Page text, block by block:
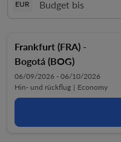
EUR
Frankfurt (FRA) -
Bogotá (BOG)
06/09/2026 - 06/10/2026
Hin- und rückflug | Economy